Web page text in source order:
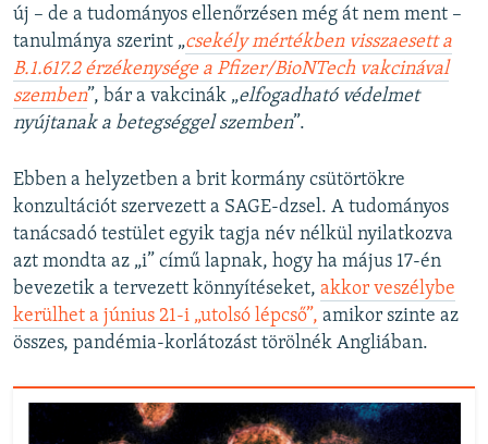
új – de a tudományos ellenőrzésen még át nem ment –
tanulmánya szerint „csekély mértékben visszaesett a
B.1.617.2 érzékenysége a Pfizer/BioNTech vakcinával
szemben”, bár a vakcinák „elfogadható védelmet
nyújtanak a betegséggel szemben”.
Ebben a helyzetben a brit kormány csütörtökre
konzultációt szervezett a SAGE-dzsel. A tudományos
tanácsadó testület egyik tagja név nélkül nyilatkozva
azt mondta az „i” című lapnak, hogy ha május 17-én
bevezetik a tervezett könnyítéseket, akkor veszélybe
kerülhet a június 21-i „utolsó lépcső”, amikor szinte az
összes, pandémia-korlátozást törölnék Angliában.